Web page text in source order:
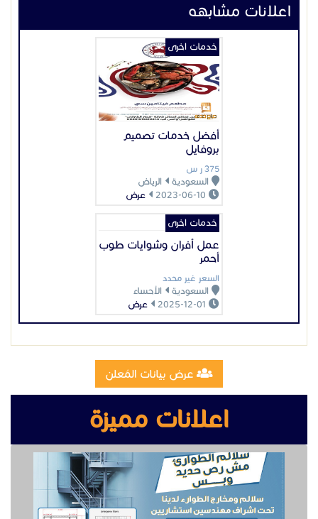
اعلانات مشابهه
أفضل خدمات تصميم
بروفايل
375 ر س
السعودية
الرياض
عرض
خدمات اخرى
عمل أفران وشوايات طوب
أحمر
السعر غير محدد
السعودية
الأحساء
عرض
خدمات اخرى
عرض بيانات المُعلن
اعلانات مميزة